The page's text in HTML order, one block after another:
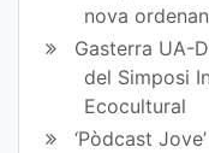
nova
Gasterra UA-
del Simposi
Ecocultural
‘Pòdcast